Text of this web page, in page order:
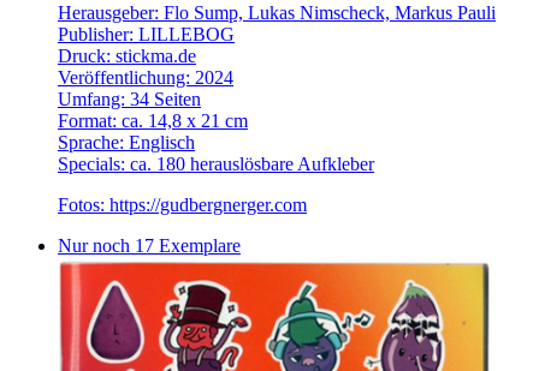
Herausgeber: Flo Sump, Lukas Nimscheck, Markus Pauli
Publisher: LILLEBOG
Druck: stickma.de
Veröffentlichung: 2024
Umfang: 34 Seiten
Format: ca. 14,8 x 21 cm
Sprache: Englisch
Specials: ca. 180 herauslösbare Aufkleber
Fotos: https://gudbergnerger.com
Nur noch 17 Exemplare